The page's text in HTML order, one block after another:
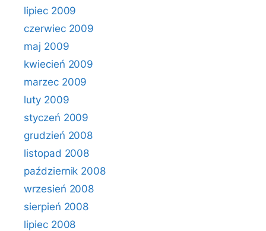
lipiec 2009
czerwiec 2009
maj 2009
kwiecień 2009
marzec 2009
luty 2009
styczeń 2009
grudzień 2008
listopad 2008
październik 2008
wrzesień 2008
sierpień 2008
lipiec 2008